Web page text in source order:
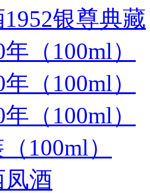
银尊典藏
（100ml）
（100ml）
（100ml）
100ml）
凤酒